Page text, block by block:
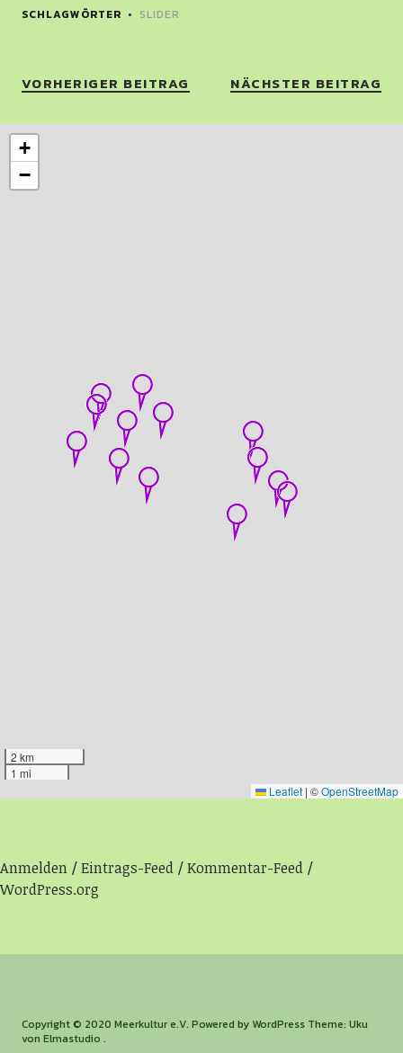
SCHLAGWÖRTER SLIDER
VORHERIGER BEITRAG NÄCHSTER BEITRAG
+
−
2 km
1 mi
Leaflet | ©OpenStreetMap
Anmelden Eintrags-Feed
Kommentar-Feed
WordPress.org
Copyright © 2020 Meerkultur e.V. Powered by WordPress Theme: Uku
von Elmastudio